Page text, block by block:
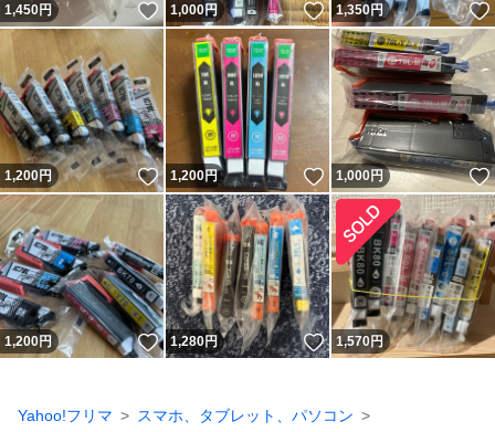
1,450円 いいね！
1,000円 いいね！
1,350円
1,200円 いいね！
1,200円 いいね！
1,000円
1,200円 いいね！
1,280円 いいね！
1,570円
Yahoo!フリマ
スマホ、タブレット、パソコン